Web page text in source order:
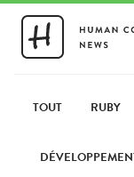
TOUT RUBY